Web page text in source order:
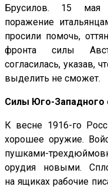
Брусилов. 15 мая
поражение
просили помочь,
фронта силы
согласилась, указав,
выделить не сможет.
Силы Юго-Западного
К весне 1916-го
хорошее оружие.
пушками-
орудия новыми.
на ящиках рабочие